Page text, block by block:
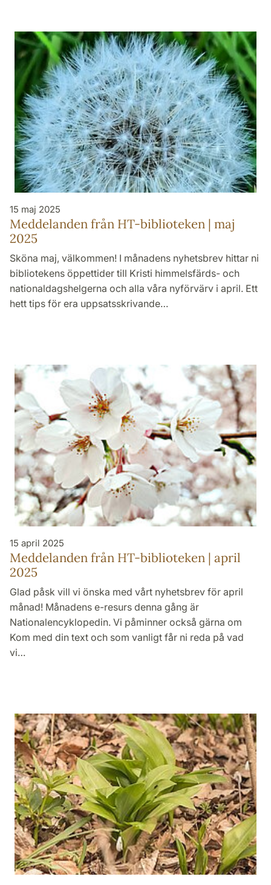
15 maj 2025
Meddelanden från HT-biblioteken | maj
2025
Sköna maj, välkommen! I månadens nyhetsbrev hittar ni
bibliotekens öppettider till Kristi himmelsfärds- och
nationaldagshelgerna och alla våra nyförvärv i april. Ett
hett tips för era uppsatsskrivande…
15 april 2025
Meddelanden från HT-biblioteken | april
2025
Glad påsk vill vi önska med vårt nyhetsbrev för april
månad! Månadens e-resurs denna gång är
Nationalencyklopedin. Vi påminner också gärna om
Kom med din text och som vanligt får ni reda på vad
vi…